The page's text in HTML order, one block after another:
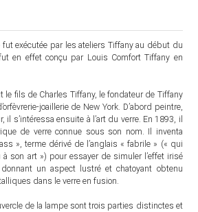
exécutée par les ateliers Tiffany au début du
en effet conçu par Louis Comfort Tiffany en
le fils de Charles Tiffany, le fondateur de Tiffany
joaillerie de New York. D’abord peintre,
il s’intéressa ensuite à l’art du verre. En 1893, il
de verre connue sous son nom. Il inventa
», terme dérivé de l’anglais « fabrile » (« qui
son art ») pour essayer de simuler l’effet irisé
un aspect lustré et chatoyant obtenu
dans le verre en fusion.
de la lampe sont trois parties distinctes et